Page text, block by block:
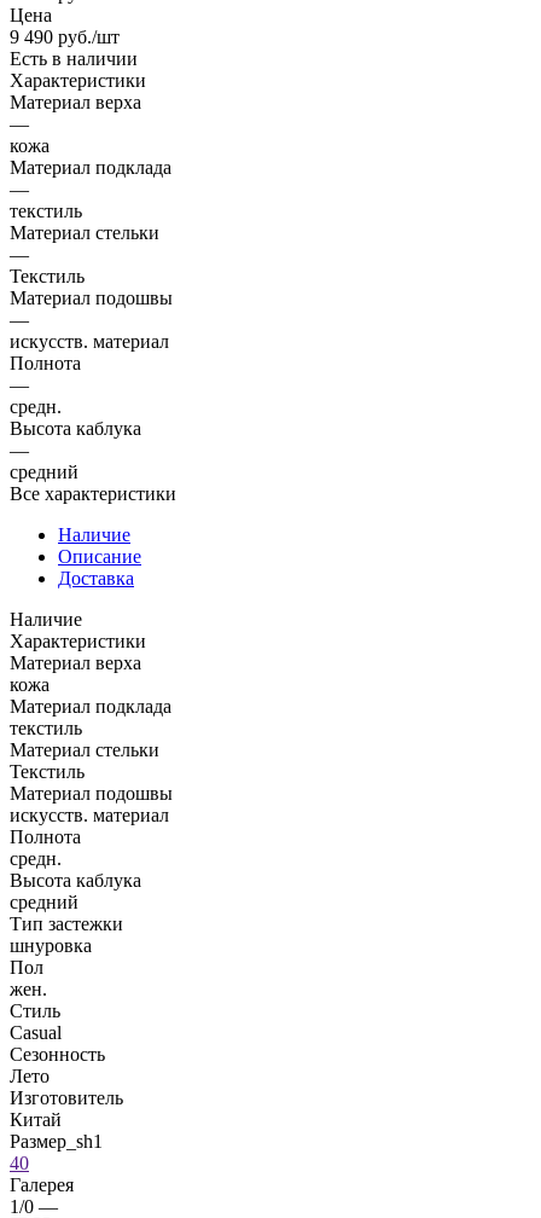
Цена
9 490 руб./шт
Есть в наличии
Характеристики
Материал верха
—
кожа
Материал подклада
—
текстиль
Материал стельки
—
Текстиль
Материал подошвы
—
искусств. материал
Полнота
—
средн.
Высота каблука
—
средний
Все характеристики
Наличие
Описание
Доставка
Наличие
Характеристики
Материал верха
кожа
Материал подклада
текстиль
Материал стельки
Текстиль
Материал подошвы
искусств. материал
Полнота
средн.
Высота каблука
средний
Тип застежки
шнуровка
Пол
жен.
Стиль
Casual
Сезонность
Лето
Изготовитель
Китай
Размер_sh1
40
Галерея
1/0 —